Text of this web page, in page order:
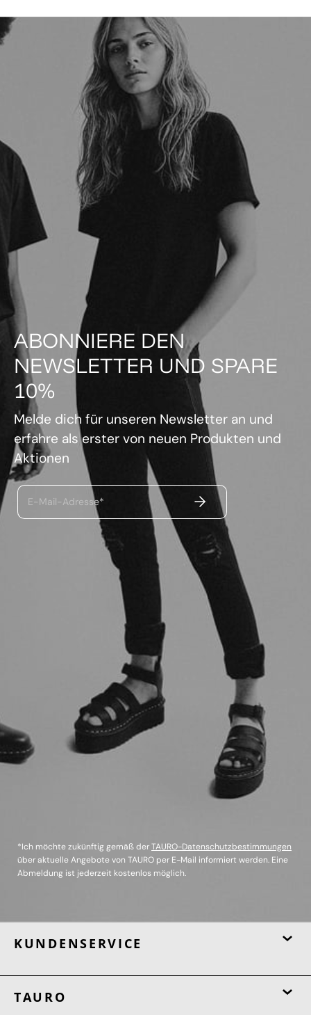
ABONNIERE DEN
NEWSLETTER UND SPARE
10%
Melde dich für unseren Newsletter an und
erfahre als erster von neuen Produkten und
Aktionen
E-Mail-Adresse* ABSENDEN
*Ich möchte zukünftig gemäß derTAURO-Datenschutzbestimmungen
über aktuelle Angebote von TAURO per E-Mail informiert werden. Eine
Abmeldung ist jederzeit kostenlos möglich.
KUNDENSERVICE
TAURO